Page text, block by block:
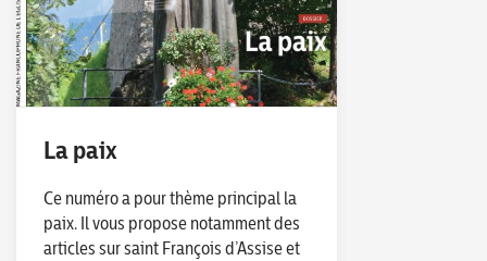
La paix
Ce numéro a pour thème principal la
paix. Il vous propose notamment des
articles sur saint François d’Assise et